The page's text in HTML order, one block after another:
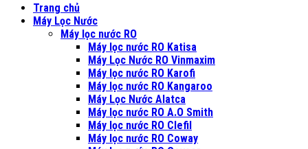
Trang chủ
Máy Lọc Nước
Máy lọc nước RO
Máy lọc nước RO Katisa
Máy Lọc Nước RO Vinmaxim
Máy lọc nước RO Karofi
Máy lọc nước RO Kangaroo
Máy Lọc Nước Alatca
Máy lọc nước RO A.O Smith
Máy lọc nước RO Clefil
Máy lọc nước RO Coway